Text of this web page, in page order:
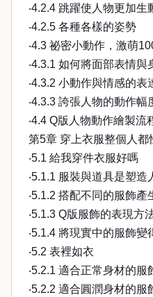
‧4.2.4 跳躍使人物更加生
‧4.2.5 各種各樣的姿勢
‧4.3 祕密小動作，激萌
‧4.3.1 如何將面部表情與
‧4.3.2 小動作與情感的表
‧4.3.3 誇張人物的動作幅
‧4.4 Q版人物動作繪製流
第5章 穿上衣服整個人都
‧5.1 給我穿件衣服好嗎
‧5.1.1 服裝與道具是塑造
‧5.1.2 搭配不同的服飾產
‧5.1.3 Q版服飾的表現方
‧5.1.4 將現實中的服飾變
‧5.2 表裡如衣
‧5.2.1 適合正常身材的服
‧5.2.2 適合圓潤身材的服